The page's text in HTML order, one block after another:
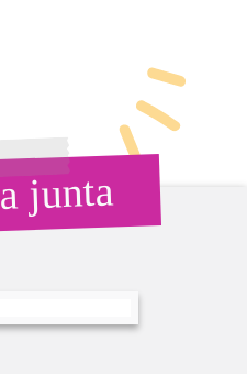
junta